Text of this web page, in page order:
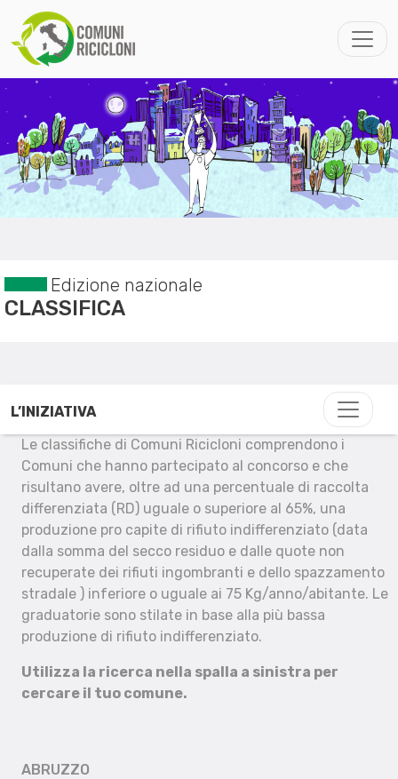
Edizione nazionale
CLASSIFICA
L’INIZIATIVA
Le classifiche di Comuni Ricicloni comprendono i
Comuni che hanno partecipato al concorso e che
risultano avere, oltre ad una percentuale di raccolta
differenziata (RD) uguale o superiore al 65%, una
produzione pro capite di rifiuto indifferenziato (data
dalla somma del secco residuo e dalle quote non
recuperate dei rifiuti ingombranti e dello spazzamento
stradale ) inferiore o uguale ai 75 Kg/anno/abitante. Le
graduatorie sono stilate in base alla più bassa
produzione di rifiuto indifferenziato.
Utilizza la ricerca nella spalla a sinistra per
cercare il tuo comune.
ABRUZZO